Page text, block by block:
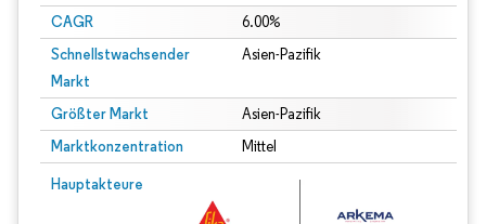
CAGR 6.00%
Schnellstwachsender
Markt
Asien-Pazifik
Größter Markt Asien-Pazifik
Marktkonzentration Mittel
Hauptakteure